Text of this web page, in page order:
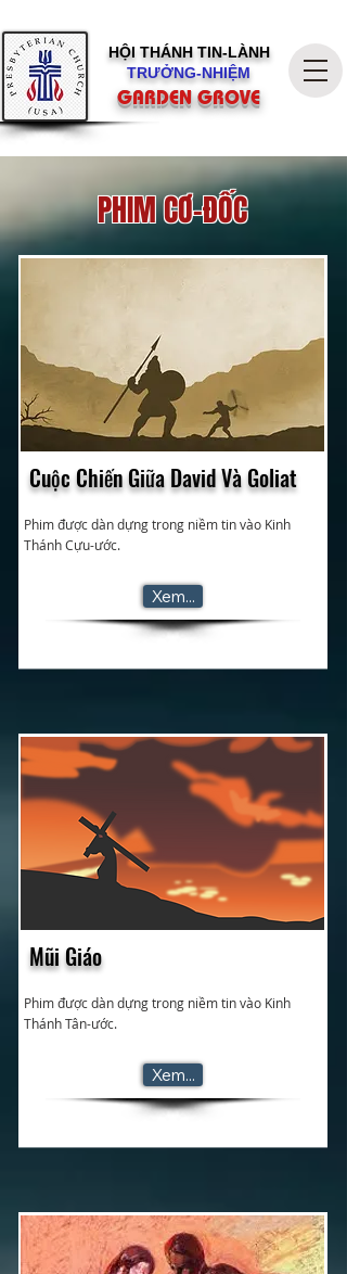
HỘI THÁNH TIN-LÀNH
TRƯỞNG-NHIỆM
GARDEN GROVE
PHIM CƠ-ĐỐC
Cuộc Chiến Giữa David Và Goliat
Phim được dàn dựng trong niềm tin vào Kinh
Thánh Cựu-ước.
Xem...
Mũi Giáo
Phim được dàn dựng trong niềm tin vào Kinh
Thánh Tân-ước.
Xem...